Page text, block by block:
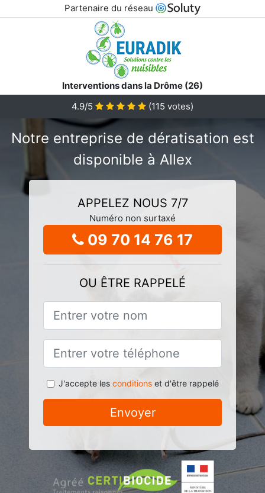
Partenaire du réseau
Interventions dans la Drôme (26)
4.9/5
(115 votes)
Notre entreprise de dératisation est
disponible à Allex
APPELEZ NOUS 7/7
Numéro non surtaxé
09 70 14 76 17
OU ÊTRE RAPPELÉ
J'accepte les conditionset d'être rappelé
Envoyer